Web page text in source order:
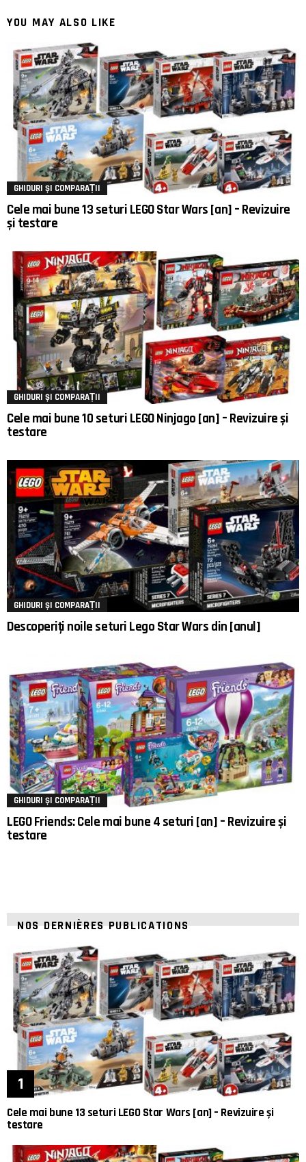
YOU MAY ALSO LIKE
GHIDURI ȘI COMPARAȚII
Cele mai bune 13 seturi LEGO Star Wars [an] – Revizuire
și testare
GHIDURI ȘI COMPARAȚII
Cele mai bune 10 seturi LEGO Ninjago [an] – Revizuire și
testare
GHIDURI ȘI COMPARAȚII
Descoperiți noile seturi Lego Star Wars din [anul]
GHIDURI ȘI COMPARAȚII
LEGO Friends: Cele mai bune 4 seturi [an] – Revizuire și
testare
NOS DERNIÈRES PUBLICATIONS
Cele mai bune 13 seturi LEGO Star Wars [an] – Revizuire și
testare